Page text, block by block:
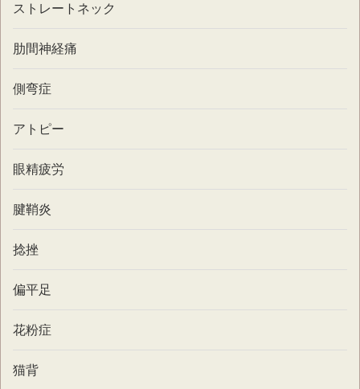
ストレートネック
肋間神経痛
側弯症
アトピー
眼精疲労
腱鞘炎
捻挫
偏平足
花粉症
猫背